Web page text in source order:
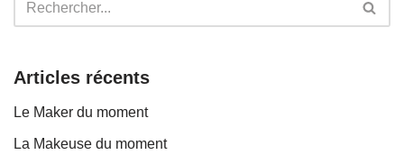
Articles récents
Le Maker du moment
La Makeuse du moment